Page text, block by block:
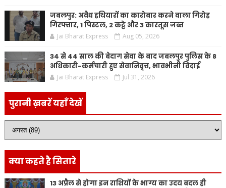
जबलपुर: अवैध हथियारों का कारोबार करने वाला गिरोह
गिरफ्तार, 1 पिस्टल, 2 कट्टे और 3 कारतूस जब्त
Jai Bharat Express Aug 05, 2026
34 से 44 साल की बेदाग सेवा के बाद जबलपुर पुलिस के 8
अधिकारी-कर्मचारी हुए सेवानिवृत्त, भावभीनी विदाई
Jai Bharat Express Jul 31, 2026
पुरानी ख़बरें यहाँ देखें
क्या कहते है सितारे
13 अप्रैल से होगा इन राशियों के भाग्य का उदय बदल ही